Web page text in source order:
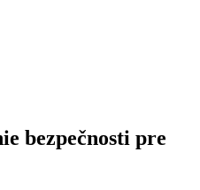
bezpečnosti pre